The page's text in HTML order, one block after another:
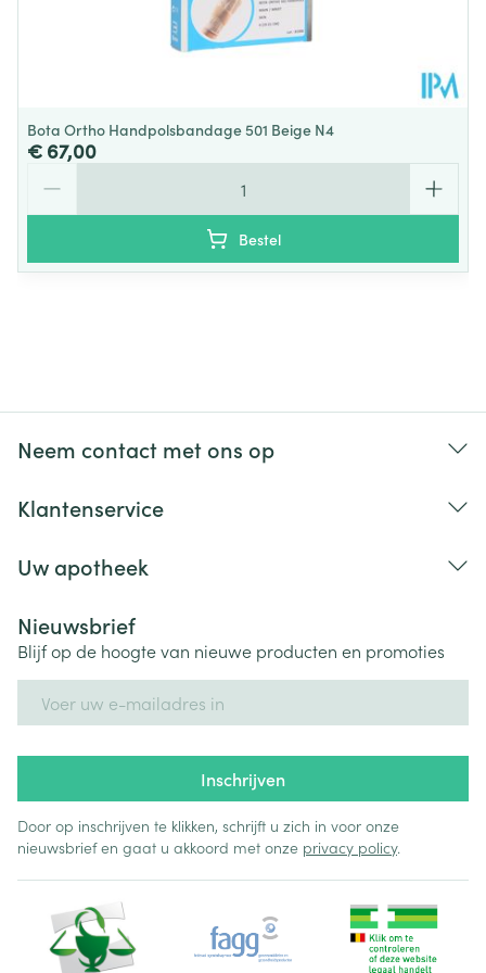
Bota Ortho Handpolsbandage 501 Beige N4
€ 67,00
Bestel
Neem contact met ons op
Klantenservice
Uw apotheek
Nieuwsbrief
Blijf op de hoogte van nieuwe producten en promoties
Inschrijven
Door op inschrijven te klikken, schrijft u zich in voor onze
nieuwsbrief en gaat u akkoord met onze privacy policy.